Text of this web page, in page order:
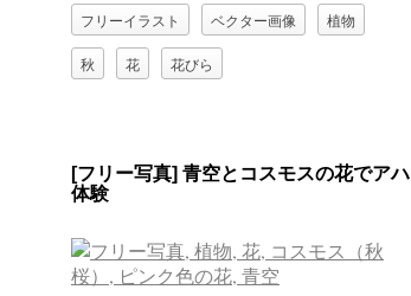
フリーイラスト ベクター画像 植物
秋 花 花びら
[フリー写真] 青空とコスモスの花でアハ
体験